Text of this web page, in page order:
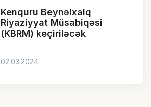
Kenquru Beynəlxalq
Riyaziyyat Müsabiqəsi
(KBRM) keçiriləcək
02.03.2024